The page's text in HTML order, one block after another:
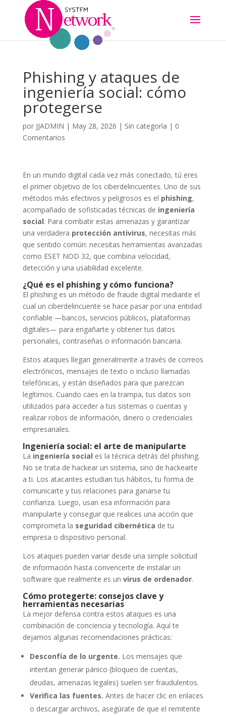
Phishing y ataques de
ingeniería social: cómo
protegerse
por JJADMIN | May 28, 2026 | Sin categoría | 0
Comentarios
En un mundo digital cada vez más conectado, tú eres
el primer objetivo de los ciberdelincuentes. Uno de sus
métodos más efectivos y peligrosos es el phishing,
acompañado de sofisticadas técnicas de ingeniería
social. Para combatir estas amenazas y garantizar
una verdadera protección antivirus, necesitas más
que sentido común: necesitas herramientas avanzadas
como ESET NOD 32, que combina velocidad,
detección y una usabilidad excelente.
¿Qué es el phishing y cómo funciona?
El phishing es un método de fraude digital mediante el
cual un ciberdelincuente se hace pasar por una entidad
confiable —bancos, servicios públicos, plataformas
digitales— para engañarte y obtener tus datos
personales, contraseñas o información bancaria.
Estos ataques llegan generalmente a través de correos
electrónicos, mensajes de texto o incluso llamadas
telefónicas, y están diseñados para que parezcan
legítimos. Cuando caes en la trampa, tus datos son
utilizados para acceder a tus sistemas o cuentas y
realizar robos de información, dinero o credenciales
empresariales.
Ingeniería social: el arte de manipularte
La ingeniería social es la técnica detrás del phishing.
No se trata de hackear un sistema, sino de hackearte
a ti. Los atacantes estudian tus hábitos, tu forma de
comunicarte y tus relaciones para ganarse tu
confianza. Luego, usan esa información para
manipularte y conseguir que realices una acción que
comprometa la seguridad cibernética de tu
empresa o dispositivo personal.
Los ataques pueden variar desde una simple solicitud
de información hasta convencerte de instalar un
software que realmente es un virus de ordenador.
Cómo protegerte: consejos clave y
herramientas necesarias
La mejor defensa contra estos ataques es una
combinación de conciencia y tecnología. Aquí te
dejamos algunas recomendaciones prácticas:
Desconfía de lo urgente. Los mensajes que
intentan generar pánico (bloqueo de cuentas,
deudas, amenazas legales) suelen ser fraudulentos.
Verifica las fuentes. Antes de hacer clic en enlaces
o descargar archivos, asegúrate de que el remitente